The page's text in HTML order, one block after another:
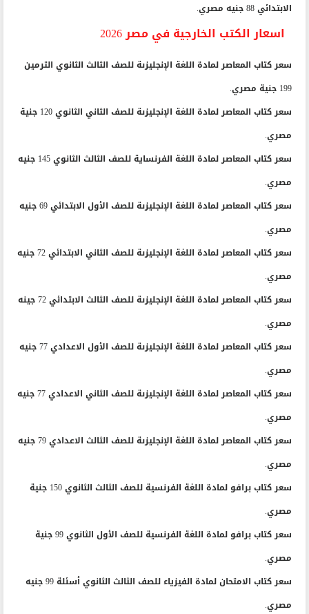
الابتدائي 88 جنيه مصري.
اسعار الكتب الخارجية في مصر 2026
سعر كتاب المعاصر لمادة اللغة الإنجليزىة للصف الثالث الثانوي الترمين
199 جنية مصري.
سعر كتاب المعاصر لمادة اللغة الإنجليزىة للصف الثاني الثانوي 120 جنية
مصري.
سعر كتاب المعاصر لمادة اللغة الفرنساية للصف الثالث الثانوي 145 جنيه
مصري.
سعر كتاب المعاصر لمادة اللغة الإنجليزىة للصف الأول الابتدائي 69 جنيه
مصري.
سعر كتاب المعاصر لمادة اللغة الإنجليزىة للصف الثاني الابتدائي 72 جنيه
مصري.
سعر كتاب المعاصر لمادة اللغة الإنجليزىة للصف الثالث الابتدائي 72 جينه
مصري.
سعر كتاب المعاصر لمادة اللغة الإنجليزىة للصف الأول الاعدادي 77 جنيه
مصري.
سعر كتاب المعاصر لمادة اللغة الإنجليزىة للصف الثاني الاعدادي 77 جنيه
مصري.
سعر كتاب المعاصر لمادة اللغة الإنجليزىة للصف الثالث الاعدادي 79 جنيه
مصري.
سعر كتاب برافو لمادة اللغة الفرنسية للصف الثالث الثانوي 150 جنية
مصري.
سعر كتاب برافو لمادة اللغة الفرنسية للصف الأول الثانوي 99 جنية
مصري.
سعر كتاب الامتحان لمادة الفيزياء للصف الثالث الثانوي أسئلة 99 جنيه
مصري.